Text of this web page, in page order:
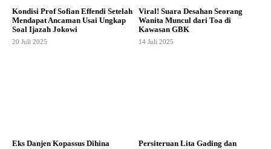
Kondisi Prof Sofian Effendi Setelah
Mendapat Ancaman Usai Ungkap
Soal Ijazah Jokowi
20 Juli 2025
Viral! Suara Desahan Seorang
Wanita Muncul dari Toa di
Kawasan GBK
14 Juli 2025
Eks Danjen Kopassus Dihina
Persiteruan Lita Gading dan